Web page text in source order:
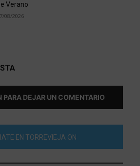
Verano
08/2026
PARA DEJAR UN COMENTARIO
EN TORREVIEJA ON